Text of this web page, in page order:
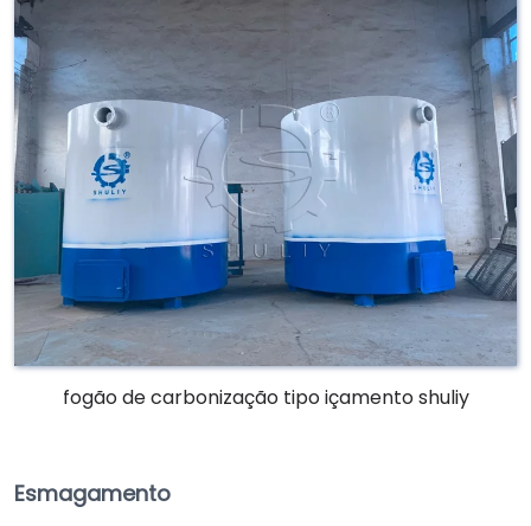
fogão de carbonização tipo içamento shuliy
Esmagamento